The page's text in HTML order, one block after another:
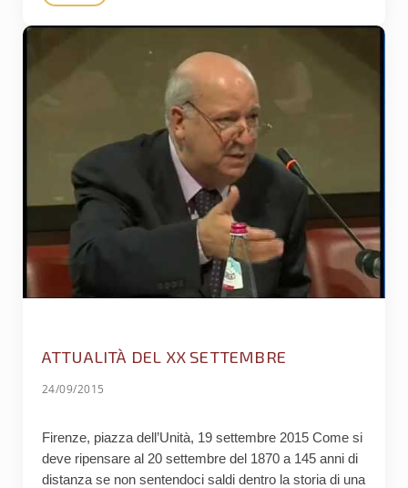
ATTUALITÀ DEL XX SETTEMBRE
24/09/2015
Firenze, piazza dell’Unità, 19 settembre 2015 Come si
deve ripensare al 20 settembre del 1870 a 145 anni di
distanza se non sentendoci saldi dentro la storia di una